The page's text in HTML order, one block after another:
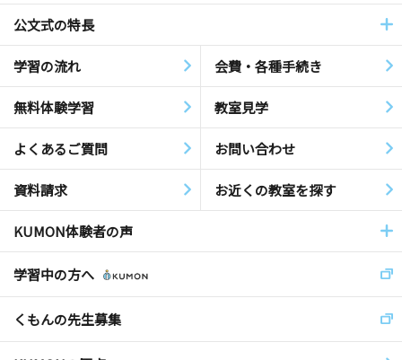
公文式の特長
学習の流れ 会費・各種手続き
無料体験学習 教室見学
よくあるご質問 お問い合わせ
資料請求 お近くの教室を探す
KUMON体験者の声
学習中の方へ
くもんの先生募集